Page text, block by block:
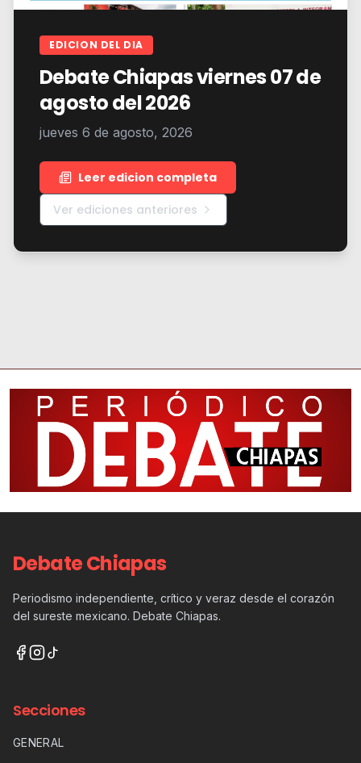
EDICION DEL DIA
Debate Chiapas viernes 07 de
agosto del 2026
jueves 6 de agosto, 2026
Leer edicion completa
Ver ediciones anteriores
Debate Chiapas
Periodismo independiente, crítico y veraz desde el corazón
del sureste mexicano. Debate Chiapas.
Secciones
GENERAL